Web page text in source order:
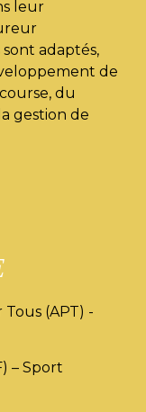
leur
adaptés,
de
du
gestion de
(APT) -
– Sport